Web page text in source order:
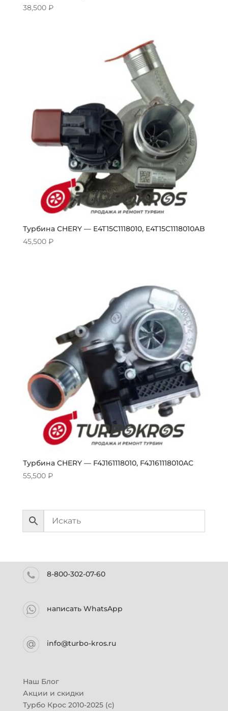
38,500 ₽
Турбина CHERY — E4T15C1118010, E4T15C1118010AB
45,500 ₽
Турбина CHERY — F4J161118010, F4J161118010AC
55,500 ₽
8-800-302-07-60
написать WhatsApp
info@turbo-kros.ru
Наш Блог
Акции и скидки
Турбо Крос 2010-2025 (с)